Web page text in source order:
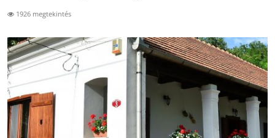
1926 megtekintés